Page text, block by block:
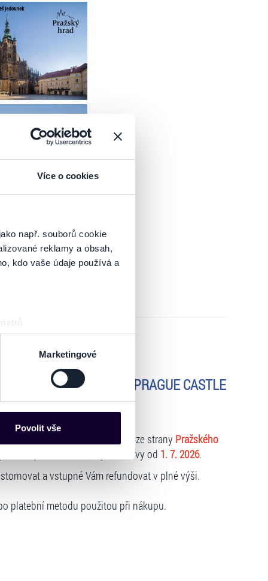
Více o cookies
např. souborů cookie
reklamy a obsah,
kdo vaše údaje používá a
prstu)
. Svůj souhlas
mohou představovat
obsahu a reklam.
varianty. Svoji volbu
Marketingové
Povolit vše
There are several tram stops nearby (Královský
(Malostranská, Hradčanská). The visitors use
the Castle through the Old Castle Stairs to metro
any large baggage into Prague Castle area and to
Cathedral
INFORMOTAION ! PRAGUE CASTLE
ticketingového systému ze strany Pražského
vstupenek na termíny návštěvy od 1. 7. 2026.
a vstupné Vám refundovat v plné výši.
platební metodu použitou při nákupu.